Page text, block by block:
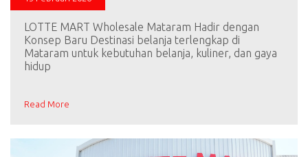
LOTTE MART Wholesale Mataram Hadir dengan
Konsep Baru Destinasi belanja terlengkap di
Mataram untuk kebutuhan belanja, kuliner, dan gaya
hidup
Read More